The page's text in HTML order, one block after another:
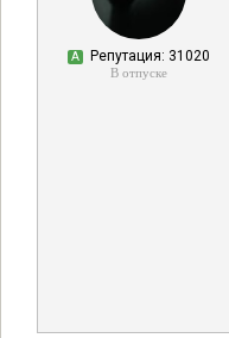
А Репутация: 31020
В отпуске